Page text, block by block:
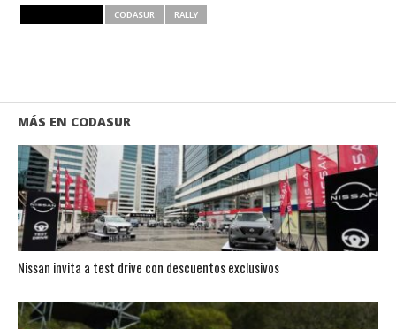
CODASUR RALLY
MÁS EN CODASUR
Nissan invita a test drive con descuentos exclusivos